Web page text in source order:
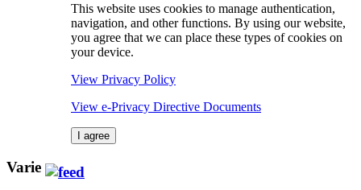
This website uses cookies to manage authentication,
navigation, and other functions. By using our website,
you agree that we can place these types of cookies on
your device.
View Privacy Policy
View e-Privacy Directive Documents
I agree
Varie